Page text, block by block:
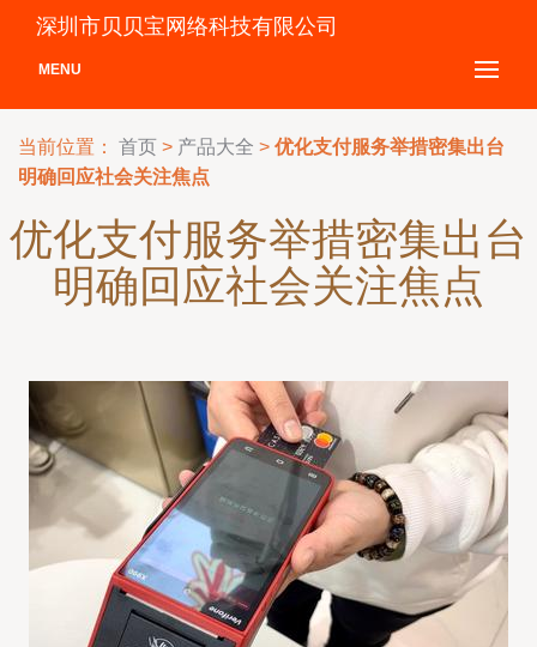
深圳市贝贝宝网络科技有限公司
MENU
当前位置： 首页 > 产品大全 > 优化支付服务举措密集出台
明确回应社会关注焦点
优化支付服务举措密集出台
明确回应社会关注焦点